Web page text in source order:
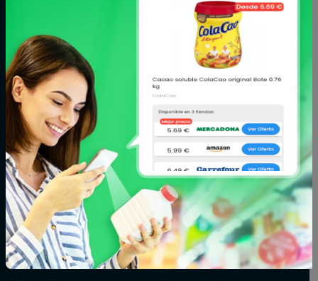
Congelados
Conservas,
caldos y cremas
Cuidado facial y
corporal
Fitoterapia y
parafarmacia
Fruta y verdura
Huevos, leche y
Limpieza y hogar
Maquillaje
Marisco y
pescado
Mascotas
Panadería y
pastelería
Pizzas y platos
preparados
Postres y
yogures
Zumos
Información
Sobre nosotros
Desarrolladores
API Pública